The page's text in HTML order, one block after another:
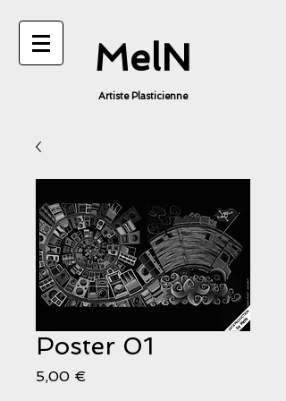
MelN
Artiste Plasticienne
Poster 01
5,00 €